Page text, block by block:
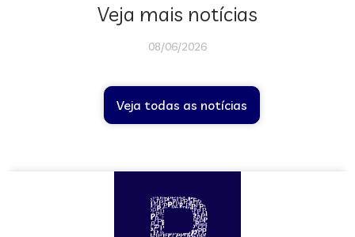
Veja mais notícias
08/06/2026
Veja todas as notícias